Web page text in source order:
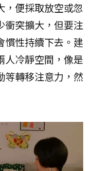
，便採取放空或忽
衝突擴大，但要注
慣性持續下去。建
人冷靜空間，像是
等轉移注意力，然